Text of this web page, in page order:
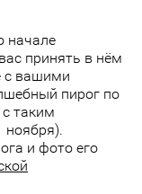
начале
принять в нём
с вашими
пирог по
с таким
и фото его